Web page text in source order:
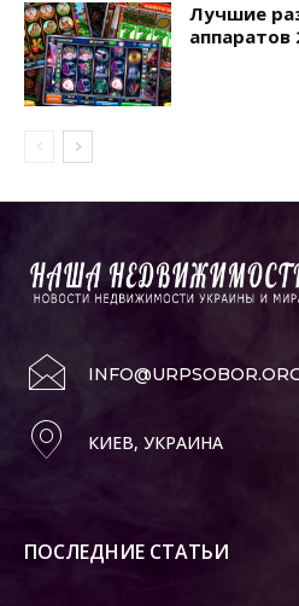
Лучшие
аппаратов
КИЕВ, УКРАИНА
ПОСЛЕДНИЕ СТАТЬИ